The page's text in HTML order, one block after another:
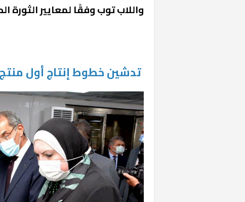
واللاب توب وفقًا لمعايير الثورة
تدشين خطوط إنتاج أول